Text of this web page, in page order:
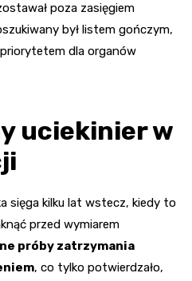
poza zasięgiem
był listem gończym,
dla organów
uciekinier w
sięga kilku lat wstecz, kiedy to
przed wymiarem
próby zatrzymania
, co tylko potwierdzało,